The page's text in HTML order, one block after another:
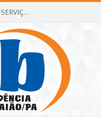
DISPENSA DE LICITAÇÃO Nº 005/2026 (CONTRATAÇÃO DE SERVIÇOS TÉCNICOS DE CONSULTORIA E ASSESSORIA EM LICITAÇÃO COM ANÁLISE E ACOMPANHAMENTO DE PROCESSOS LICITATÓRIOS PARA ATENDER AS NECESSIDADES DO INSTITUTO DE PREVIDÊNCIA DO MUNICÍPIO DE BAIÃO – IPMB)